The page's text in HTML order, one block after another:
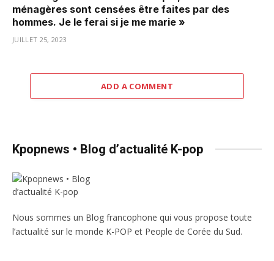
ménagères sont censées être faites par des
hommes. Je le ferai si je me marie »
JUILLET 25, 2023
ADD A COMMENT
Kpopnews • Blog d’actualité K-pop
Nous sommes un Blog francophone qui vous propose toute
l’actualité sur le monde K-POP et People de Corée du Sud.